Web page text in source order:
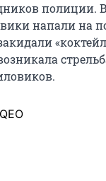
полиции.
напали на